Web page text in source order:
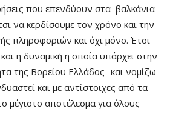
που επενδύουν στα βαλκάνια
να κερδίσουμε τον χρόνο και την
πληροφοριών και όχι μόνο. Έτσι
η δυναμική η οποία υπάρχει στην
της Βορείου Ελλάδος -και νομίζω
και με αντίστοιχες από τα
μέγιστο αποτέλεσμα για όλους